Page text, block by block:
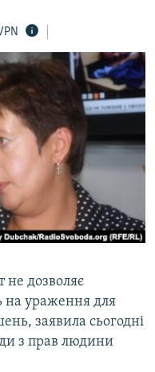
дозволяє
на ураження для
заявила сьогодні
з прав людини